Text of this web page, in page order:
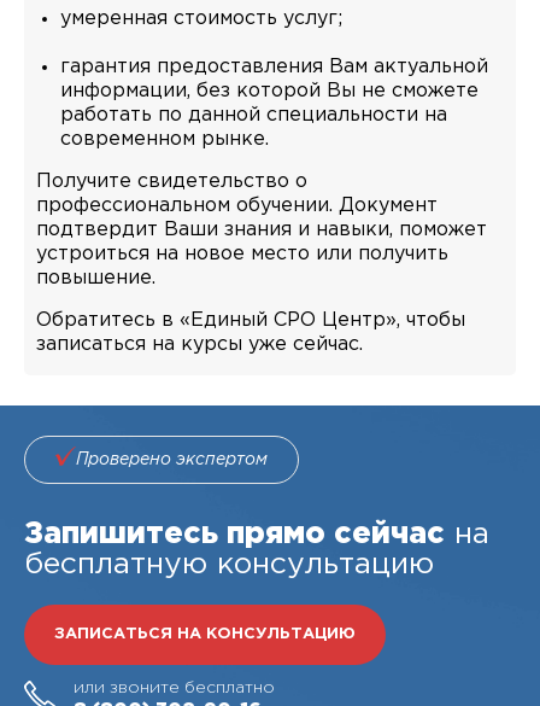
умеренная стоимость услуг;
гарантия предоставления Вам актуальной
информации, без которой Вы не сможете
работать по данной специальности на
современном рынке.
Получите свидетельство о
профессиональном обучении. Документ
подтвердит Ваши знания и навыки, поможет
устроиться на новое место или получить
повышение.
Обратитесь в «Единый СРО Центр», чтобы
записаться на курсы уже сейчас.
Проверено экспертом
Запишитесь прямо сейчас на
бесплатную консультацию
ЗАПИСАТЬСЯ НА КОНСУЛЬТАЦИЮ
или звоните бесплатно